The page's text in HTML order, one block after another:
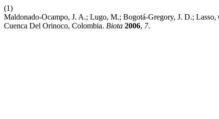
(1)
Maldonado-Ocampo, J. A.; Lugo, M.; Bogotá-Gregory, J. D.;
Cuenca Del Orinoco, Colombia. Biota 2006, 7.